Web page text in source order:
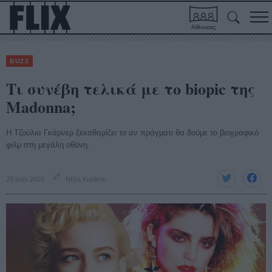
Αίθουσες
BUZZ
Τι συνέβη τελικά με το biopic της
Madonna;
H Τζούλια Γκάρνερ ξεκαθαρίζει το αν πράγματι θα δούμε το βιογραφικό
φιλμ στη μεγάλη οθόνη.
29 Ιούλ 2025 Νέλη Κυρίκου